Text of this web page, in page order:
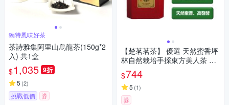
獨特風味好茶
茶詩雅集阿里山烏龍茶(150g*2
入) 共1盒
$1,035 9折
5 (2)
挑戰低價 券
【楚茗茗茶】 優選 天然蜜香坪
林自然栽培手採東方美人茶 產
地直銷(150克*1罐)
$744
5 (1)
券